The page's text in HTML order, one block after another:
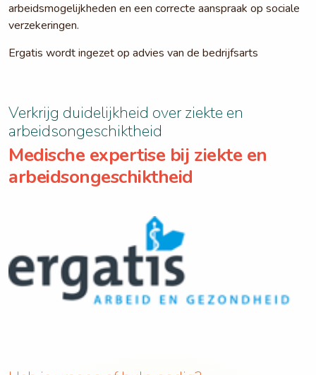
arbeidsmogelijkheden en een correcte aanspraak op sociale
verzekeringen.
Ergatis wordt ingezet op advies van de bedrijfsarts
Verkrijg duidelijkheid over ziekte en
arbeidsongeschiktheid
Medische expertise bij ziekte en
arbeidsongeschiktheid